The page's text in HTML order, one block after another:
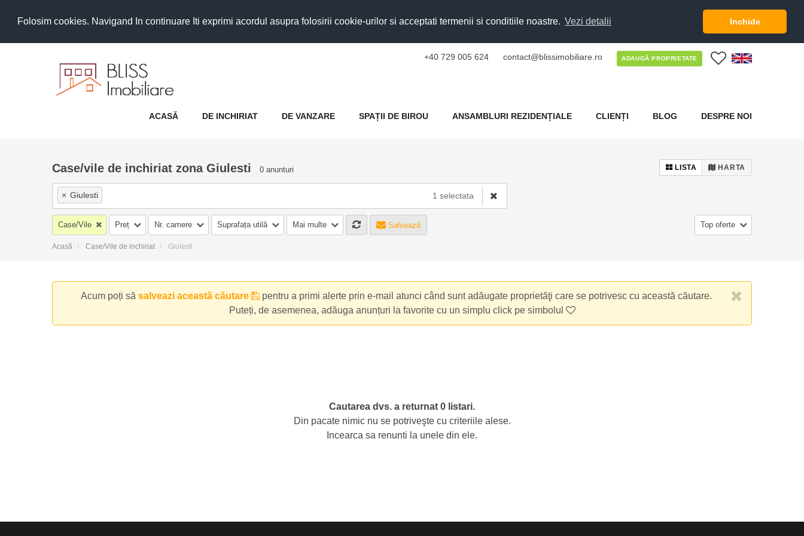
Folosim cookies. Navigand In continuare Iti exprimi acordul asupra folosirii cookie-urilor si acceptati termenii si conditiile noastre. Vezi detalii Inchide
+40 729 005 624 contact@blissimobiliare.ro ADAUGĂ PROPRIETATE
ACASĂ DE INCHIRIAT DE VANZARE SPAȚII DE BIROU ANSAMBLURI REZIDENȚIALE CLIENȚI BLOG DESPRE NOI
Case/vile de inchiriat zona Giulesti 0 anunturi LISTA HARTA
× Giulesti 1 selectata
Case/Vile Preț Nr. camere Suprafața utilă Mai multe Salvează Top oferte
Acasă Case/Vile de inchiriat Giulesti
Acum poți să salveazi această căutare
pentru a primi alerte prin e-mail atunci când sunt adăugate proprietăţi care se potrivesc cu această căutare.
Puteți, de asemenea, adăuga anunțuri la favorite cu un simplu click pe simbolul
Cautarea dvs. a returnat 0 listari.
Din pacate nimic nu se potriveşte cu criteriile alese.
Incearca sa renunti la unele din ele.